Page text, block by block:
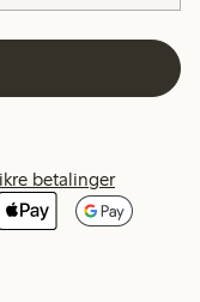
betalinger